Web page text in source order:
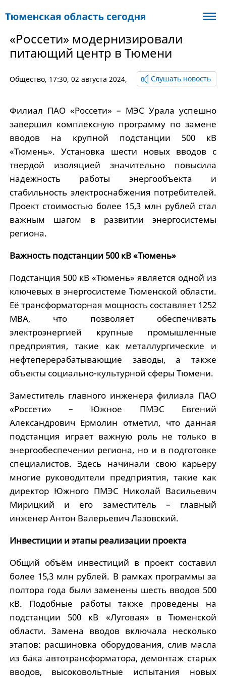
«Россети» модернизировали
питающий центр в Тюмени
Общество, 17:30, 02 августа 2024, Слушать новость
Филиал ПАО «Россети» – МЭС Урала успешно
завершил комплексную программу по замене
вводов на крупной подстанции 500 кВ
«Тюмень». Установка шести новых вводов с
твердой изоляцией значительно повысила
надежность работы энергообъекта и
стабильность электроснабжения потребителей.
Проект стоимостью более 15,3 млн рублей стал
важным шагом в развитии энергосистемы
региона.
Важность подстанции 500 кВ «Тюмень»
Подстанция 500 кВ «Тюмень» является одной из
ключевых в энергосистеме Тюменской области.
Её трансформаторная мощность составляет 1252
МВА, что позволяет обеспечивать
электроэнергией крупные промышленные
предприятия, такие как металлургические и
нефтеперерабатывающие заводы, а также
объекты социально-культурной сферы Тюмени.
Заместитель главного инженера филиала ПАО
«Россети» – Южное ПМЭС Евгений
Александрович Ермолин отметил, что данная
подстанция играет важную роль не только в
энергообеспечении региона, но и в подготовке
специалистов. Здесь начинали свою карьеру
многие руководители предприятия, такие как
директор Южного ПМЭС Николай Васильевич
Мирицкий и его заместитель – главный
инженер Антон Валерьевич Лазовский.
Инвестиции и этапы реализации проекта
Общий объём инвестиций в проект составил
более 15,3 млн рублей. В рамках программы за
полтора года были заменены шесть вводов 500
кВ. Подобные работы также проведены на
подстанции 500 кВ «Луговая» в Тюменской
области. Замена вводов включала несколько
этапов: расшиновка оборудования, слив масла
из бака автотрансформатора, демонтаж старых
вводов, высоковольтные испытания новых